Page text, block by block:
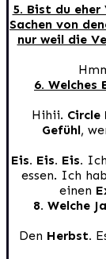
5. Bist du
Sachen von
nur weil die
6.
Hihii. Circle
Gefühl,
Eis. Eis. Eis.
essen. Ich
einen
8. Welche
Den Herbst.